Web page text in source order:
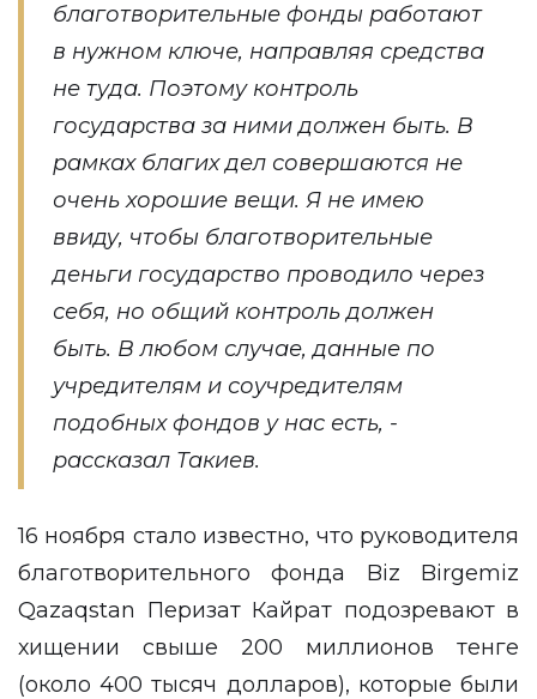
благотворительные фонды работают
в нужном ключе, направляя средства
не туда. Поэтому контроль
государства за ними должен быть. В
рамках благих дел совершаются не
очень хорошие вещи. Я не имею
ввиду, чтобы благотворительные
деньги государство проводило через
себя, но общий контроль должен
быть. В любом случае, данные по
учредителям и соучредителям
подобных фондов у нас есть, -
рассказал Такиев.
16 ноября стало известно, что руководителя
благотворительного фонда Biz Birgemiz
Qazaqstan Перизат Кайрат подозреваютв
хищении свыше 200 миллионов тенге
(около 400 тысяч долларов), которые были